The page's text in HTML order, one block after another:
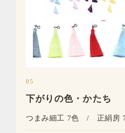
05
下がりの色・かたち
つまみ細工 7色 / 正絹房